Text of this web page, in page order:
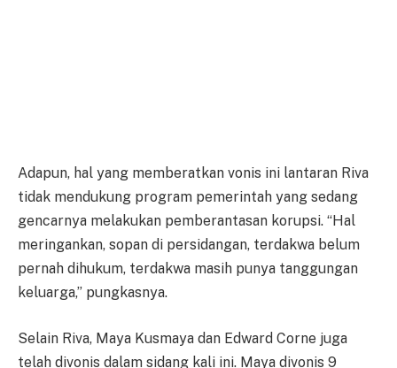
Adapun, hal yang memberatkan vonis ini lantaran Riva
tidak mendukung program pemerintah yang sedang
gencarnya melakukan pemberantasan korupsi. “Hal
meringankan, sopan di persidangan, terdakwa belum
pernah dihukum, terdakwa masih punya tanggungan
keluarga,” pungkasnya.
Selain Riva, Maya Kusmaya dan Edward Corne juga
telah divonis dalam sidang kali ini. Maya divonis 9